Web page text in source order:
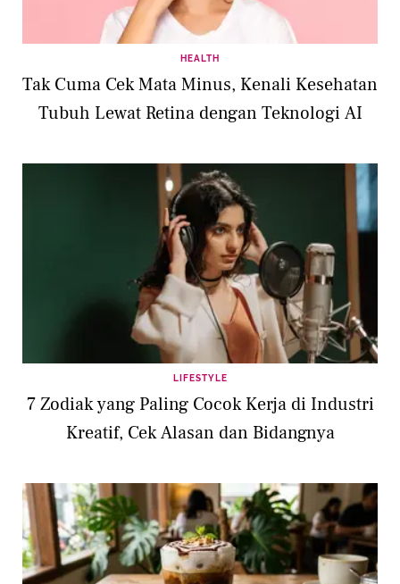
HEALTH
Tak Cuma Cek Mata Minus, Kenali Kesehatan
Tubuh Lewat Retina dengan Teknologi AI
LIFESTYLE
7 Zodiak yang Paling Cocok Kerja di Industri
Kreatif, Cek Alasan dan Bidangnya